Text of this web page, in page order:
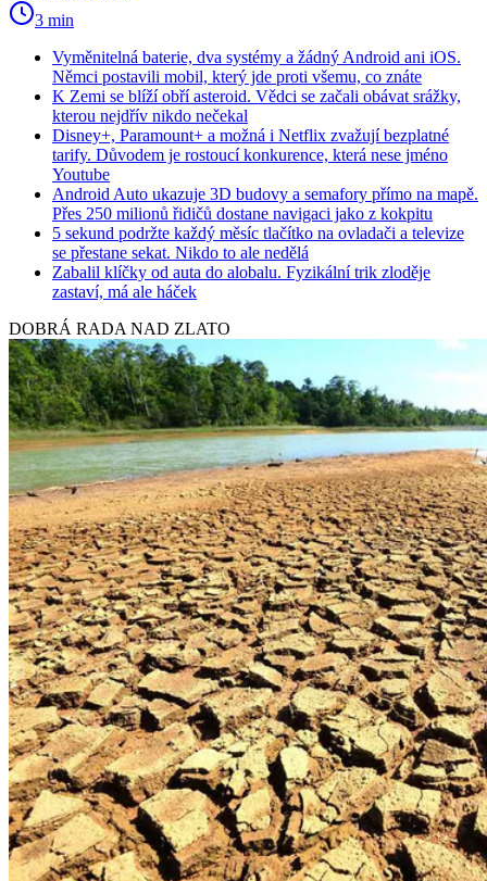
3 min
Vyměnitelná baterie, dva systémy a žádný Android ani iOS.
Němci postavili mobil, který jde proti všemu, co znáte
K Zemi se blíží obří asteroid. Vědci se začali obávat srážky,
kterou nejdřív nikdo nečekal
Disney+, Paramount+ a možná i Netflix zvažují bezplatné
tarify. Důvodem je rostoucí konkurence, která nese jméno
Youtube
Android Auto ukazuje 3D budovy a semafory přímo na mapě.
Přes 250 milionů řidičů dostane navigaci jako z kokpitu
5 sekund podržte každý měsíc tlačítko na ovladači a televize
se přestane sekat. Nikdo to ale nedělá
Zabalil klíčky od auta do alobalu. Fyzikální trik zloděje
zastaví, má ale háček
DOBRÁ RADA NAD ZLATO